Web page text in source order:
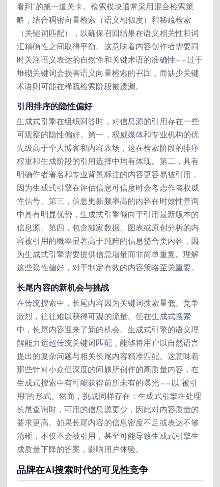
看到”的第一道关卡。检索模块通常采用混合检索策
略，结合稠密向量检索（语义相似度）和稀疏检索
（关键词匹配），以确保召回结果在语义相关性和词
汇精确性之间取得平衡。这意味着内容创作者需要同
时关注语义表达的自然性和关键术语的准确性——过于
堆砌关键词会损害语义向量检索的召回，而缺少关键
术语则可能在稀疏检索阶段被遗漏。
引用排序的隐性偏好
生成式引擎在组织回答时，对信息源的引用存在一些
可观察的隐性偏好。第一，权威媒体和专业机构的优
先级高于个人博客和内容农场，这在检索阶段的排序
权重和生成阶段的引用选择中均有体现。第二，具有
明确作者署名和专业背景标注的内容更容易被引用，
因为生成式引擎在评估信息可信度时会考虑作者权威
性信号。第三，信息更新频率高的内容在时效性查询
中具有明显优势，生成式引擎倾向于引用最新版本的
信息源。第四，包含独家数据、图表或原创分析的内
容被引用的概率显著高于纯粹的信息整合类内容，因
为生成式引擎需要提供信息增量而非简单重复。理解
这些隐性偏好，对于制定有效的内容策略至关重要。
长尾内容的新机会与挑战
在传统搜索中，长尾内容因为关键词搜索量低、竞争
激烈，往往难以获得可观的流量。但在生成式搜索
中，长尾内容迎来了新的机会。生成式引擎的语义理
解能力远超传统关键词匹配，能够将用户以自然语言
提出的复杂问题与相关长尾内容精准匹配。这意味着
那些针对小众但深度的问题所创作的高质量内容，在
生成式搜索中有可能获得前所未有的曝光——以”被引
用”的形式。然而，挑战同样存在：生成式引擎在处理
长尾查询时，可用的信息源更少，因此对内容质量的
要求更高。如果长尾内容的信息密度不足或表达不够
清晰，不仅不会被引用，甚至可能导致生成式引擎生
成质量下降的答案，影响用户体验。
品牌在AI搜索时代的可见性竞争